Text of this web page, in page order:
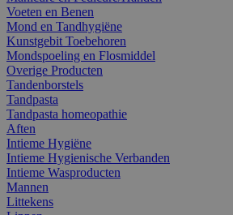
Voeten en Benen
Mond en Tandhygiëne
Kunstgebit Toebehoren
Mondspoeling en Flosmiddel
Overige Producten
Tandenborstels
Tandpasta
Tandpasta homeopathie
Aften
Intieme Hygiëne
Intieme Hygienische Verbanden
Intieme Wasproducten
Mannen
Littekens